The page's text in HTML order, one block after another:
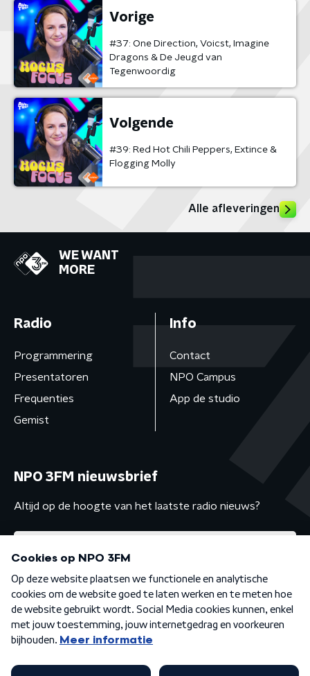
Vorige
#37: One Direction, Voicst, Imagine
Dragons & De Jeugd van
Tegenwoordig
Volgende
#39: Red Hot Chili Peppers, Extince &
Flogging Molly
Alle afleveringen
WE WANT
MORE
Radio
Programmering
Presentatoren
Frequenties
Gemist
Info
Contact
NPO Campus
App de studio
NPO 3FM nieuwsbrief
Altijd op de hoogte van het laatste radio nieuws?
Algemene voorwaarden Privacybeleid